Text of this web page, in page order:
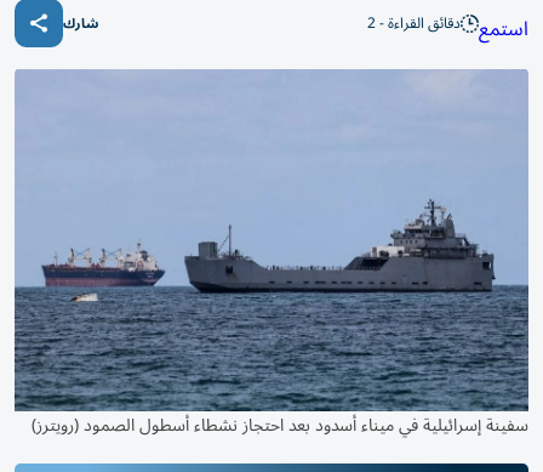
استمع دقائق القراءة - 2 شارك
سفينة إسرائيلية في ميناء أسدود بعد احتجاز نشطاء أسطول الصمود (رويترز)